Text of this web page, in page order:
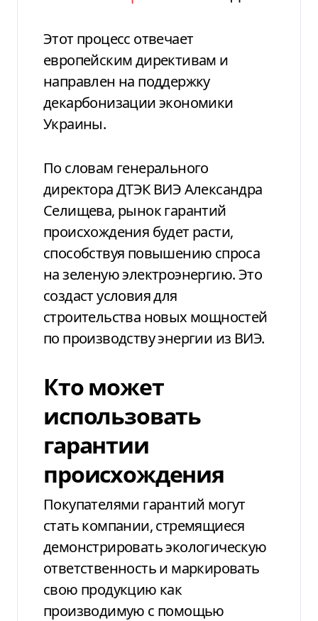
Этот процесс отвечает
европейским директивам и
направлен на поддержку
декарбонизации экономики
Украины.
По словам генерального
директора ДТЭК ВИЭ Александра
Селищева, рынок гарантий
происхождения будет расти,
способствуя повышению спроса
на зеленую электроэнергию. Это
создаст условия для
строительства новых мощностей
по производству энергии из ВИЭ.
Кто может
использовать
гарантии
происхождения
Покупателями гарантий могут
стать компании, стремящиеся
демонстрировать экологическую
ответственность и маркировать
свою продукцию как
производимую с помощью